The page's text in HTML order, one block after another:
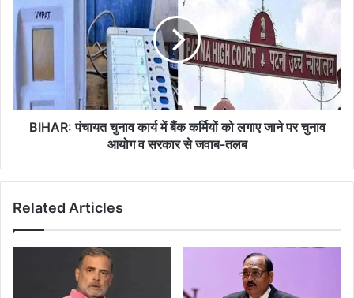
चुनाव
कार्य
कर्मियों
को
लगाए
सरकार
BIHAR: पंचायत चुनाव कार्य में बैंक कर्मियों को लगाए जाने पर चुनाव
आयोग व सरकार से जवाब-तलब
Related Articles